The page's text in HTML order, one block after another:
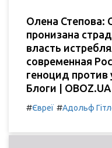
Олена Степова:
пронизана
власть
современная
геноцид против
Блоги | OBOZ.UA
#Євреї #Адольф